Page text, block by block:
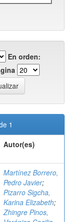
En orden:
1
Autor(es)
Martínez Borrero,
Pedro Javier;
Pizarro Sigcha,
Karina Elizabeth;
Zhingre Pinos,